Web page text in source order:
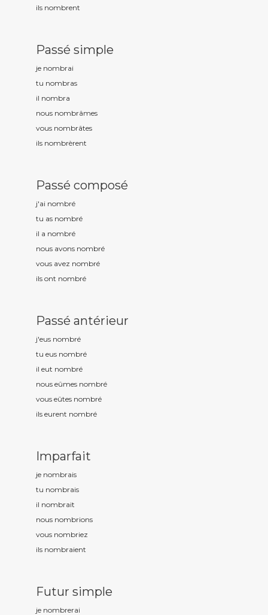
ils nombrent
Passé simple
je nombrai
tu nombras
il nombra
nous nombrâmes
vous nombrâtes
ils nombrèrent
Passé composé
j'ai nombré
tu as nombré
il a nombré
nous avons nombré
vous avez nombré
ils ont nombré
Passé antérieur
j'eus nombré
tu eus nombré
il eut nombré
nous eûmes nombré
vous eûtes nombré
ils eurent nombré
Imparfait
je nombrais
tu nombrais
il nombrait
nous nombrions
vous nombriez
ils nombraient
Futur simple
je nombrerai